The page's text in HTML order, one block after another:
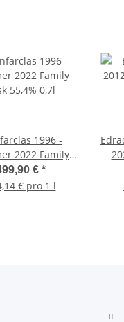
1996 -
2022 Family
55,4% 0,7l
€ *
€ pro 1 l